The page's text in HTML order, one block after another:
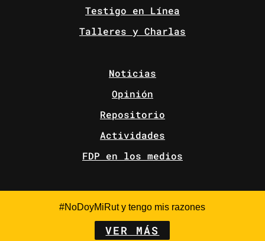
#NoDoyMiRut y tengo mis razones
VER MÁS
Testigo en Línea
Talleres y Charlas
Noticias
Opinión
Repositorio
Actividades
FDP en los medios